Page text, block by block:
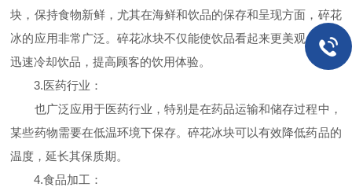
块，保持食物新鲜，尤其在海鲜和饮品的保存和呈现方面，碎花
冰的应用非常广泛。碎花冰块不仅能使饮品看起来更美观，还能
迅速冷却饮品，提高顾客的饮用体验。
3.医药行业：
也广泛应用于医药行业，特别是在药品运输和储存过程中，
某些药物需要在低温环境下保存。碎花冰块可以有效降低药品的
温度，延长其保质期。
4.食品加工：